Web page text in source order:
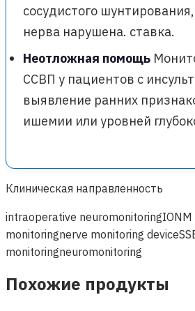
сосудистого
нерва нарушена. ставка.
Неотложная помощь
ССВП у пациентов с
выявление ранних
ишемии или уровней
Клиническая направленность
intraoperative neuromonitoring
monitoringnerve monitoring device
monitoringneuromonitoring
Похожие продукты